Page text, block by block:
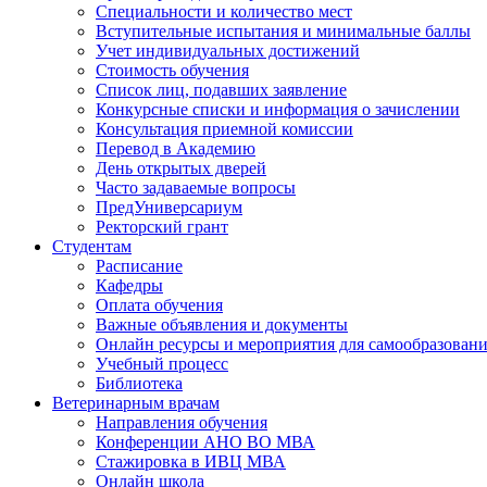
Специальности и количество мест
Вступительные испытания и минимальные баллы
Учет индивидуальных достижений
Стоимость обучения
Список лиц, подавших заявление
Конкурсные списки и информация о зачислении
Консультация приемной комиссии
Перевод в Академию
День открытых дверей
Часто задаваемые вопросы
ПредУниверсариум
Ректорский грант
Студентам
Расписание
Кафедры
Оплата обучения
Важные объявления и документы
Онлайн ресурсы и мероприятия для
Учебный процесс
Библиотека
Ветеринарным врачам
Направления обучения
Конференции АНО ВО МВА
Стажировка в ИВЦ МВА
Онлайн школа